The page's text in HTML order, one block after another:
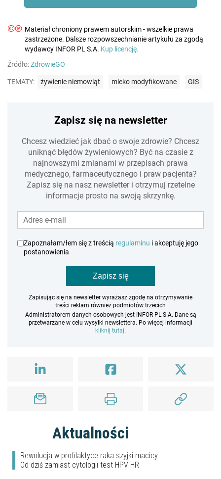
©℗ Materiał chroniony prawem autorskim - wszelkie prawa
zastrzeżone. Dalsze rozpowszechnianie artykułu za zgodą
wydawcy INFOR PL S.A. Kup licencję.
Źródło:ZdrowieGO
TEMATY: żywienie niemowląt mleko modyfikowane GIS
Zapisz się na newsletter
Chcesz wiedzieć jak dbać o swoje zdrowie? Chcesz
uniknąć błędów żywieniowych? Być na czasie z
najnowszymi zmianami w przepisach prawa
medycznego, farmaceutycznego i praw pacjenta?
Zapisz się na nasz newsletter i otrzymuj rzetelne
informacje prosto na swoją skrzynkę.
Zapoznałam/łem się z treścią regulaminu i akceptuję jego
postanowienia
Zapisz się
Zapisując się na newsletter wyrażasz zgodę na otrzymywanie
treści reklam również podmiotów trzecich
Administratorem danych osobowych jest INFOR PL S.A. Dane są
przetwarzane w celu wysyłki newslettera. Po więcej informacji
kliknij tutaj.
Aktualności
Rewolucja w profilaktyce raka szyjki macicy.
Od dziś zamiast cytologii test HPV HR